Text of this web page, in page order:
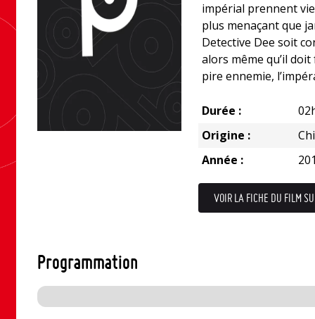
impérial prennent
plus menaçant que
Detective Dee soit
alors même qu’il
pire ennemie,
Durée :
Origine :
Année :
VOIR LA FICHE DU FILM
Programmation